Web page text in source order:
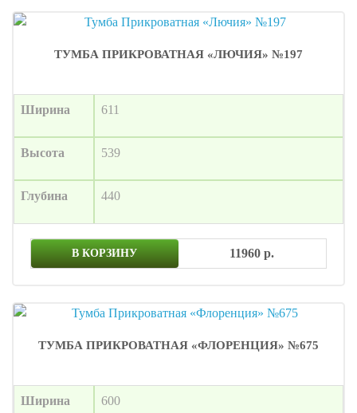
ТУМБА ПРИКРОВАТНАЯ «ЛЮЧИЯ» №197
Ширина 611
Высота 539
Глубина 440
В КОРЗИНУ 11960 р.
ТУМБА ПРИКРОВАТНАЯ «ФЛОРЕНЦИЯ» №675
Ширина 600